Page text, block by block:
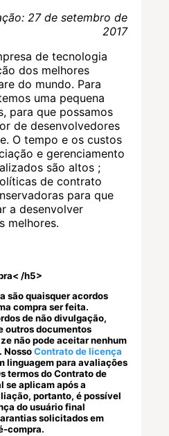
27 de setembro de
2017
de tecnologia
dos melhores
do mundo. Para
uma pequena
para que possamos
de desenvolvedores
O tempo e os custos
e gerenciamento
são altos ;
de contrato
para que
a desenvolver
melhores.
/h5>
são quaisquer acordos
compra ser feita.
de não divulgação,
outros documentos
não pode aceitar nenhum
NossoContrato de licença
linguagem para avaliações
termos do Contrato de
se aplicam após a
portanto, é possível
do usuário final
solicitados em
compra.